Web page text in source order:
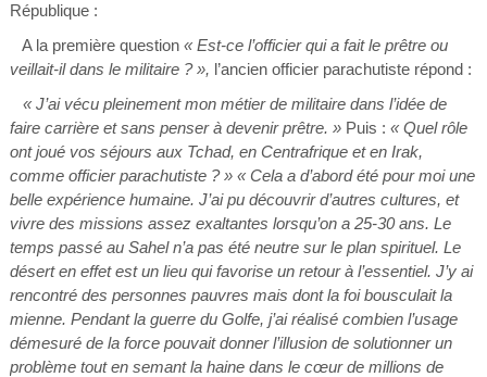
République :
A la première question « Est-ce l’officier qui a fait le prêtre ou
veillait-il dans le militaire ? », l’ancien officier parachutiste répond :
« J’ai vécu pleinement mon métier de militaire dans l’idée de
faire carrière et sans penser à devenir prêtre. » Puis : « Quel rôle
ont joué vos séjours aux Tchad, en Centrafrique et en Irak,
comme officier parachutiste ? » « Cela a d’abord été pour moi une
belle expérience humaine. J’ai pu découvrir d’autres cultures, et
vivre des missions assez exaltantes lorsqu’on a 25-30 ans. Le
temps passé au Sahel n’a pas été neutre sur le plan spirituel. Le
désert en effet est un lieu qui favorise un retour à l’essentiel. J’y ai
rencontré des personnes pauvres mais dont la foi bousculait la
mienne. Pendant la guerre du Golfe, j’ai réalisé combien l’usage
démesuré de la force pouvait donner l’illusion de solutionner un
problème tout en semant la haine dans le cœur de millions de